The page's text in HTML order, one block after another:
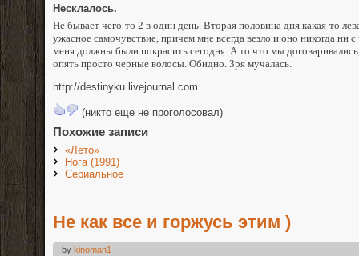
Несклалось.
Не бывает чего-то 2 в один день. Вторая половина дня какая-то
ужасное самочувствие, причем мне всегда везло и оно никогда ни
меня должны были покрасить сегодня. А то что мы
опять просто черные волосы. Обидно. Зря мучалась.
http://destinyku.livejournal.com
(никто еще не проголосовал)
Похожие записи
«Лето»
Нога (1991)
Сериальное
Не как все и горжусь этим )
by kinoman1